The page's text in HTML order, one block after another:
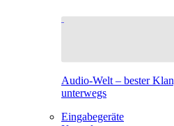
Audio-Welt – bester
unterwegs
Eingabegeräte